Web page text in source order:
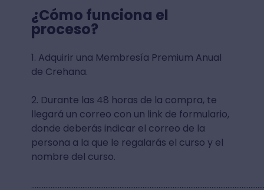
¿Cómo funciona el
proceso?
1. Adquirir una Membresía Premium Anual
de Crehana.
2. Durante las 48 horas de la compra, te
llegará un correo con un link de formulario,
donde deberás indicar el correo de la
persona a la que le regalarás el curso y el
nombre del curso.